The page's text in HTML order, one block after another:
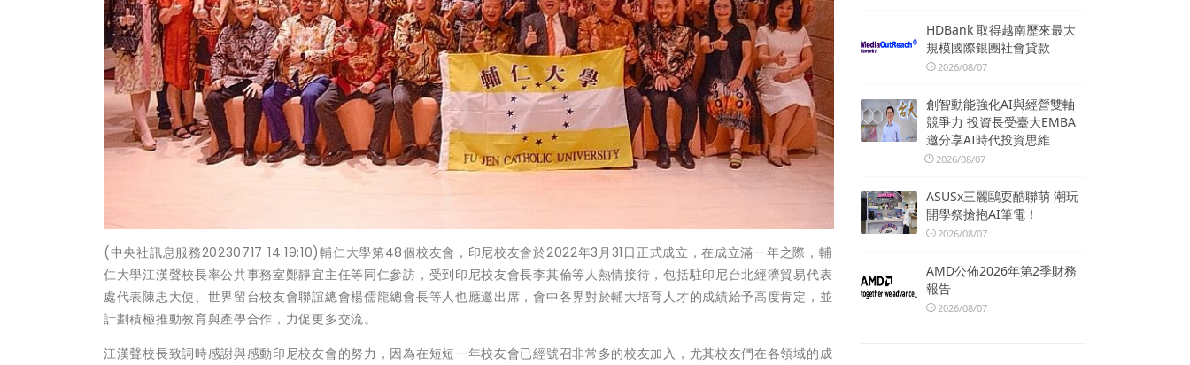
(中央社訊息服務20230717 14:19:10)輔仁大學第48個校友會，印尼校友會於2022年3月31日正式成立，在成立滿一年之際，輔
仁大學江漢聲校長率公共事務室鄭靜宜主任等同仁參訪，受到印尼校友會長李其倫等人熱情接待，包括駐印尼台北經濟貿易代表
處代表陳忠大使、世界留台校友會聯誼總會楊儒龍總會長等人也應邀出席，會中各界對於輔大培育人才的成績給予高度肯定，並
計劃積極推動教育與產學合作，力促更多交流。
江漢聲校長致詞時感謝與感動印尼校友會的努力，因為在短短一年校友會已經號召非常多的校友加入，尤其校友們在各領域的成
HDBank 取得越南歷來最大
規模國際銀團社會貸款
2026/08/07
創智動能強化AI與經營雙軸
競爭力 投資長受臺大EMBA
邀分享AI時代投資思維
2026/08/07
ASUSx三麗鷗耍酷聯萌 潮玩
開學祭搶抱AI筆電！
2026/08/07
AMD公佈2026年第2季財務
報告
2026/08/07